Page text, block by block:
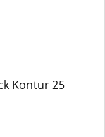
Kontur 25